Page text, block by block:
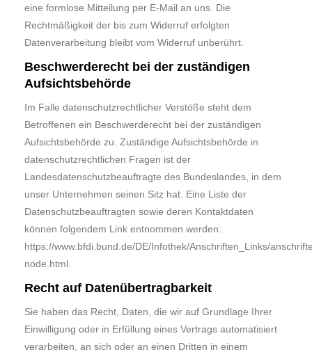
eine formlose Mitteilung per E-Mail an uns. Die
Rechtmäßigkeit der bis zum Widerruf erfolgten
Datenverarbeitung bleibt vom Widerruf unberührt.
Beschwerderecht bei der zuständigen
Aufsichtsbehörde
Im Falle datenschutzrechtlicher Verstöße steht dem
Betroffenen ein Beschwerderecht bei der zuständigen
Aufsichtsbehörde zu. Zuständige Aufsichtsbehörde in
datenschutzrechtlichen Fragen ist der
Landesdatenschutzbeauftragte des Bundeslandes, in dem
unser Unternehmen seinen Sitz hat. Eine Liste der
Datenschutzbeauftragten sowie deren Kontaktdaten
können folgendem Link entnommen werden:
https://www.bfdi.bund.de/DE/Infothek/Anschriften_Links/
node.html.
Recht auf Datenübertragbarkeit
Sie haben das Recht, Daten, die wir auf Grundlage Ihrer
Einwilligung oder in Erfüllung eines Vertrags automatisiert
verarbeiten, an sich oder an einen Dritten in einem